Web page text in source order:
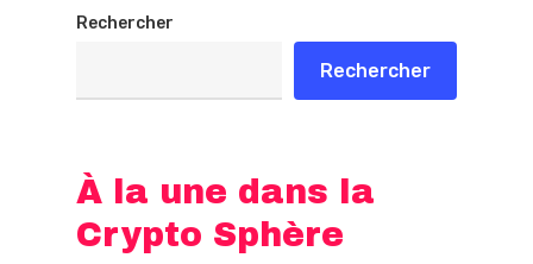
Rechercher
Rechercher
À la une dans la
Crypto Sphère